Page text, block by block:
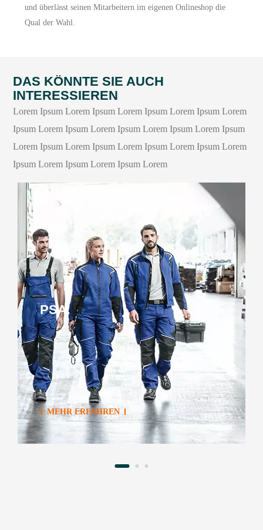
und überlässt seinen Mitarbeitern im eigenen Onlineshop die
Qual der Wahl.
DAS KÖNNTE SIE AUCH
INTERESSIEREN
Lorem Ipsum Lorem Ipsum Lorem Ipsum Lorem Ipsum Lorem
Ipsum Lorem Ipsum Lorem Ipsum Lorem Ipsum Lorem Ipsum
Lorem Ipsum Lorem Ipsum Lorem Ipsum Lorem Ipsum Lorem
Ipsum Lorem Ipsum Lorem Ipsum Lorem
PSA
MEHR ERFAHREN